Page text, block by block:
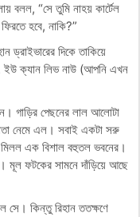
বলল, “সে তুমি নাহয় কার্টেল
হবে, নাকি?”
ড্রাইভারের দিকে তাকিয়ে
ইউ ক্যান লিভ নাউ (আপনি এখন
গাড়ির পেছনের লাল আলোটা
নেমে এল। সবাই একটা সরু
এক বিশাল বহুতল ভবনের।
মূল ফটকের সামনে দাঁড়িয়ে আছে
সে। কিন্তু রিহান ততক্ষণে